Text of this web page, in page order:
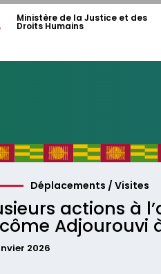
Ministère de la Justice et des
Droits Humains
Déplacements / Visites
actions à
Adjourouvi
2026